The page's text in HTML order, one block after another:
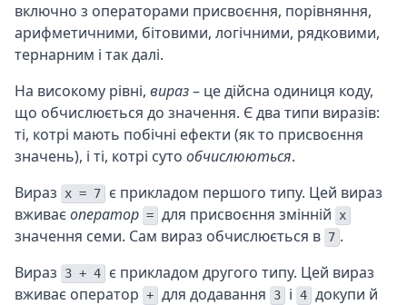
включно з операторами присвоєння, порівняння,
арифметичними, бітовими, логічними, рядковими,
тернарним і так далі.
На високому рівні, вираз– це дійсна одиниця коду,
що обчислюється до значення. Є два типи виразів:
ті, котрі мають побічні ефекти (як то присвоєння
значень), і ті, котрі суто обчислюються.
Вираз
x = 7
є прикладом першого типу. Цей вираз
вживаєоператор = для присвоєння змінній x
значення семи. Сам вираз обчислюється в 7 .
Вираз
3 + 4
є прикладом другого типу. Цей вираз
вживає оператор + для додавання 3 і 4 докупи й